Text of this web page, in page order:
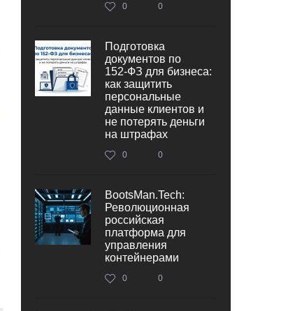
0 0
Подготовка
документов по
152‑ФЗ для бизнеса:
как защитить
персональные
данные клиентов и
не потерять деньги
на штрафах
0 0
BootsMan.Tech:
Революционная
российская
платформа для
управления
контейнерами
0 0